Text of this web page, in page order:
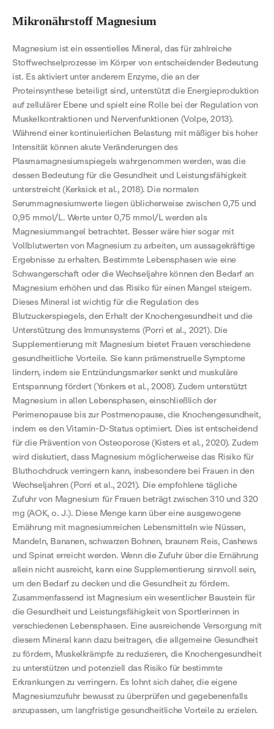
Mikronährstoff Magnesium
Magnesium ist ein essentielles Mineral, das für zahlreiche
Stoffwechselprozesse im Körper von entscheidender Bedeutung
ist. Es aktiviert unter anderem Enzyme, die an der
Proteinsynthese beteiligt sind, unterstützt die Energieproduktion
auf zellulärer Ebene und spielt eine Rolle bei der Regulation von
Muskelkontraktionen und Nervenfunktionen (Volpe, 2013).
Während einer kontinuierlichen Belastung mit mäßiger bis hoher
Intensität können akute Veränderungen des
Plasmamagnesiumspiegels wahrgenommen werden, was die
dessen Bedeutung für die Gesundheit und Leistungsfähigkeit
unterstreicht (Kerksick et al., 2018). Die normalen
Serummagnesiumwerte liegen üblicherweise zwischen 0,75 und
0,95 mmol/L. Werte unter 0,75 mmol/L werden als
Magnesiummangel betrachtet. Besser wäre hier sogar mit
Vollblutwerten von Magnesium zu arbeiten, um aussagekräftige
Ergebnisse zu erhalten. Bestimmte Lebensphasen wie eine
Schwangerschaft oder die Wechseljahre können den Bedarf an
Magnesium erhöhen und das Risiko für einen Mangel steigern.
Dieses Mineral ist wichtig für die Regulation des
Blutzuckerspiegels, den Erhalt der Knochengesundheit und die
Unterstützung des Immunsystems (Porri et al., 2021). Die
Supplementierung mit Magnesium bietet Frauen verschiedene
gesundheitliche Vorteile. Sie kann prämenstruelle Symptome
lindern, indem sie Entzündungsmarker senkt und muskuläre
Entspannung fördert (Yonkers et al., 2008). Zudem unterstützt
Magnesium in allen Lebensphasen, einschließlich der
Perimenopause bis zur Postmenopause, die Knochengesundheit,
indem es den Vitamin-D-Status optimiert. Dies ist entscheidend
für die Prävention von Osteoporose (Kisters et al., 2020). Zudem
wird diskutiert, dass Magnesium möglicherweise das Risiko für
Bluthochdruck verringern kann, insbesondere bei Frauen in den
Wechseljahren (Porri et al., 2021). Die empfohlene tägliche
Zufuhr von Magnesium für Frauen beträgt zwischen 310 und 320
mg (AOK, o. J.). Diese Menge kann über eine ausgewogene
Ernährung mit magnesiumreichen Lebensmitteln wie Nüssen,
Mandeln, Bananen, schwarzen Bohnen, braunem Reis, Cashews
und Spinat erreicht werden. Wenn die Zufuhr über die Ernährung
allein nicht ausreicht, kann eine Supplementierung sinnvoll sein,
um den Bedarf zu decken und die Gesundheit zu fördern.
Zusammenfassend ist Magnesium ein wesentlicher Baustein für
die Gesundheit und Leistungsfähigkeit von Sportlerinnen in
verschiedenen Lebensphasen. Eine ausreichende Versorgung mit
diesem Mineral kann dazu beitragen, die allgemeine Gesundheit
zu fördern, Muskelkrämpfe zu reduzieren, die Knochengesundheit
zu unterstützen und potenziell das Risiko für bestimmte
Erkrankungen zu verringern. Es lohnt sich daher, die eigene
Magnesiumzufuhr bewusst zu überprüfen und gegebenenfalls
anzupassen, um langfristige gesundheitliche Vorteile zu erzielen.